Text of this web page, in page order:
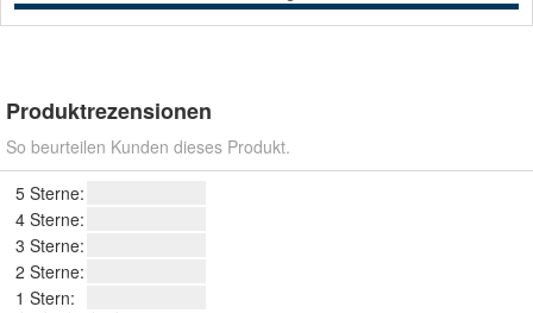
Produktrezensionen
So beurteilen Kunden dieses Produkt.
5 Sterne:
4 Sterne:
3 Sterne:
2 Sterne:
1 Stern: